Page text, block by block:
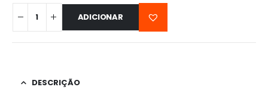
ADICIONAR
DESCRIÇÃO